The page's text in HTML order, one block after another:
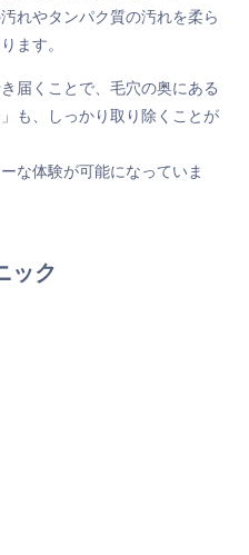
れやタンパク質の汚れを柔ら
ます。
届くことで、毛穴の奥にある
も、しっかり取り除くことが
な体験が可能になっていま
ック